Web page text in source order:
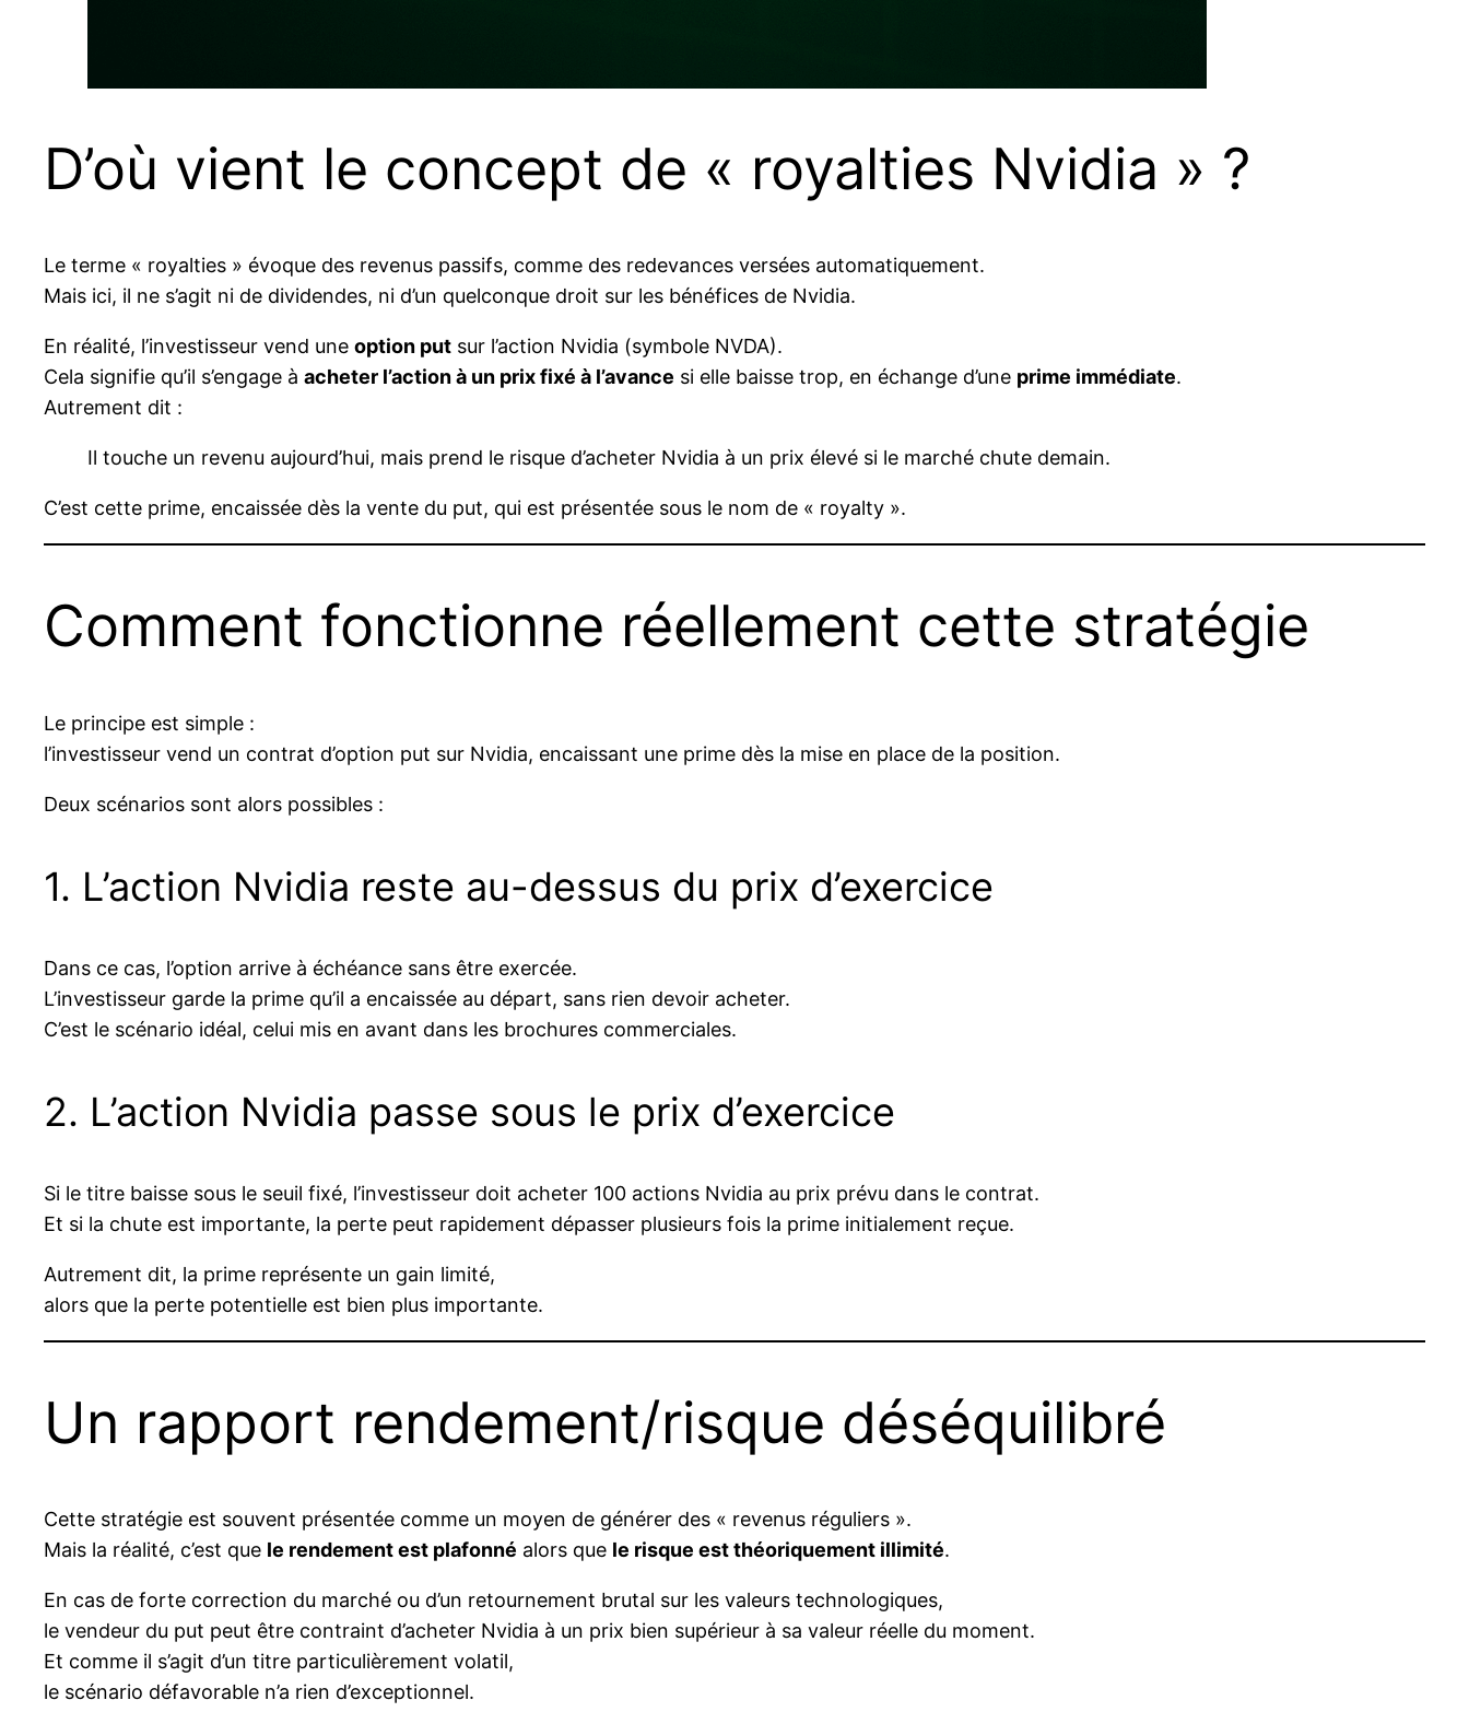
D’où vient le concept de « royalties Nvidia » ?
Le terme « royalties » évoque des revenus passifs, comme des redevances versées automatiquement.
Mais ici, il ne s’agit ni de dividendes, ni d’un quelconque droit sur les bénéfices de Nvidia.
En réalité, l’investisseur vend une option put sur l’action Nvidia (symbole NVDA).
Cela signifie qu’il s’engage à acheter l’action à un prix fixé à l’avance si elle baisse trop, en échange d’une prime immédiate.
Autrement dit :
Il touche un revenu aujourd’hui, mais prend le risque d’acheter Nvidia à un prix élevé si le marché chute demain.
C’est cette prime, encaissée dès la vente du put, qui est présentée sous le nom de « royalty ».
Comment fonctionne réellement cette stratégie
Le principe est simple :
l’investisseur vend un contrat d’option put sur Nvidia, encaissant une prime dès la mise en place de la position.
Deux scénarios sont alors possibles :
1. L’action Nvidia reste au-dessus du prix d’exercice
Dans ce cas, l’option arrive à échéance sans être exercée.
L’investisseur garde la prime qu’il a encaissée au départ, sans rien devoir acheter.
C’est le scénario idéal, celui mis en avant dans les brochures commerciales.
2. L’action Nvidia passe sous le prix d’exercice
Si le titre baisse sous le seuil fixé, l’investisseur doit acheter 100 actions Nvidia au prix prévu dans le contrat.
Et si la chute est importante, la perte peut rapidement dépasser plusieurs fois la prime initialement reçue.
Autrement dit, la prime représente un gain limité,
alors que la perte potentielle est bien plus importante.
Un rapport rendement/risque déséquilibré
Cette stratégie est souvent présentée comme un moyen de générer des « revenus réguliers ».
Mais la réalité, c’est que le rendement est plafonné alors que le risque est théoriquement illimité.
En cas de forte correction du marché ou d’un retournement brutal sur les valeurs technologiques,
le vendeur du put peut être contraint d’acheter Nvidia à un prix bien supérieur à sa valeur réelle du moment.
Et comme il s’agit d’un titre particulièrement volatil,
le scénario défavorable n’a rien d’exceptionnel.